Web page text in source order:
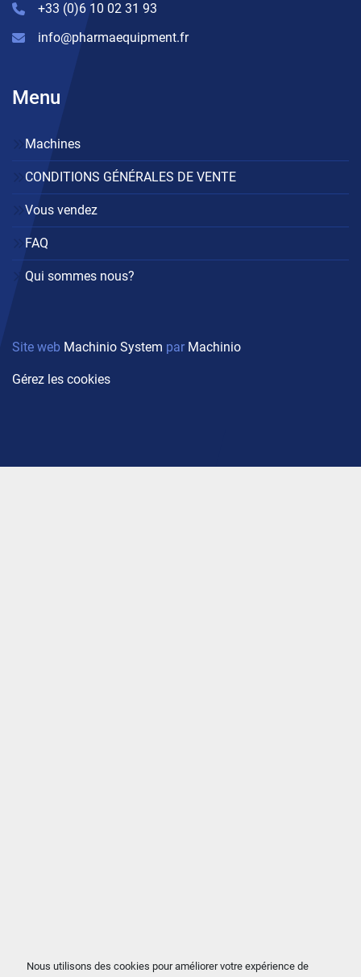
Nous utilisons des cookies pour améliorer votre expérience de
+33 (0)6 10 02 31 93
info@pharmaequipment.fr
Menu
Machines
CONDITIONS GÉNÉRALES DE VENTE
Vous vendez
FAQ
Qui sommes nous?
Site web Machinio System par Machinio
Gérez les cookies